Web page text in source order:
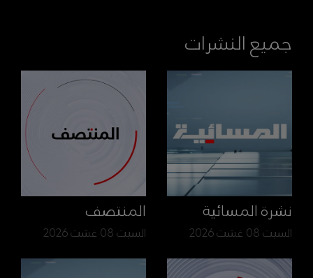
جميع النشرات
نشرة المسائية
السبت 08 غشت 2026
المنتصف
السبت 08 غشت 2026